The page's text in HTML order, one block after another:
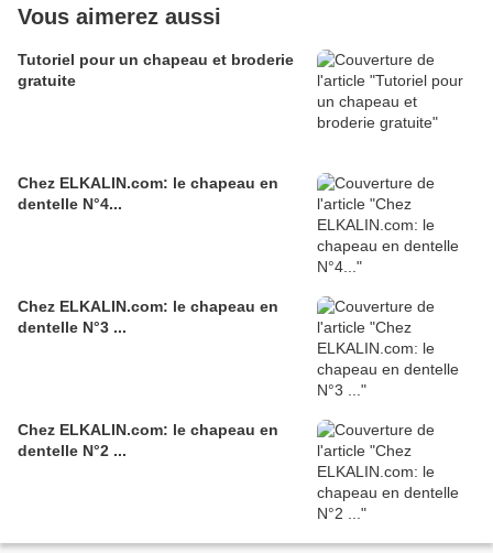
Vous aimerez aussi
Tutoriel pour un chapeau et broderie
gratuite
Chez ELKALIN.com: le chapeau en
dentelle N°4...
Chez ELKALIN.com: le chapeau en
dentelle N°3 ...
Chez ELKALIN.com: le chapeau en
dentelle N°2 ...